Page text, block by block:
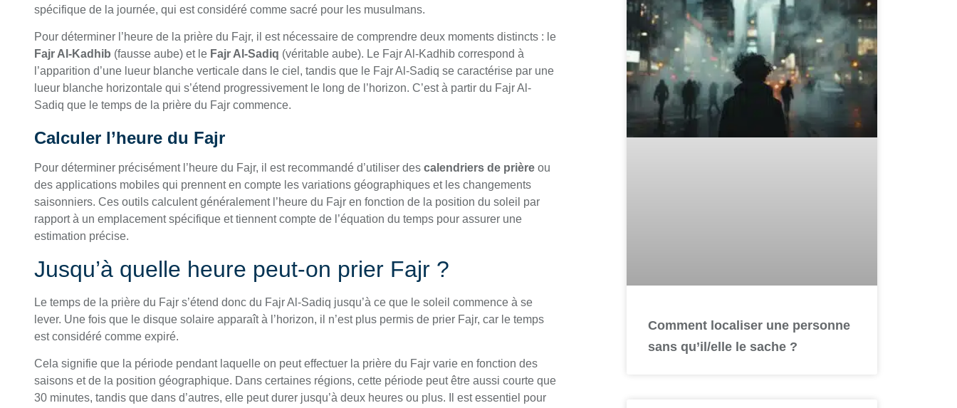
spécifique de la journée, qui est considéré comme sacré pour les musulmans.
Pour déterminer l’heure de la prière du Fajr, il est nécessaire de comprendre deux moments distincts : le
Fajr Al-Kadhib (fausse aube) et le Fajr Al-Sadiq (véritable aube). Le Fajr Al-Kadhib correspond à
l’apparition d’une lueur blanche verticale dans le ciel, tandis que le Fajr Al-Sadiq se caractérise par une
lueur blanche horizontale qui s’étend progressivement le long de l’horizon. C’est à partir du Fajr Al-
Sadiq que le temps de la prière du Fajr commence.
Calculer l’heure du Fajr
Pour déterminer précisément l’heure du Fajr, il est recommandé d’utiliser des calendriers de prière ou
des applications mobiles qui prennent en compte les variations géographiques et les changements
saisonniers. Ces outils calculent généralement l’heure du Fajr en fonction de la position du soleil par
rapport à un emplacement spécifique et tiennent compte de l’équation du temps pour assurer une
estimation précise.
Jusqu’à quelle heure peut-on prier Fajr ?
Le temps de la prière du Fajr s’étend donc du Fajr Al-Sadiq jusqu’à ce que le soleil commence à se
lever. Une fois que le disque solaire apparaît à l’horizon, il n’est plus permis de prier Fajr, car le temps
est considéré comme expiré.
Cela signifie que la période pendant laquelle on peut effectuer la prière du Fajr varie en fonction des
saisons et de la position géographique. Dans certaines régions, cette période peut être aussi courte que
30 minutes, tandis que dans d’autres, elle peut durer jusqu’à deux heures ou plus. Il est essentiel pour
Comment localiser une personne
sans qu’il/elle le sache ?